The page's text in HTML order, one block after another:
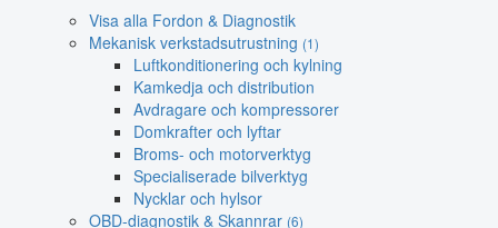
Visa alla Fordon & Diagnostik
Mekanisk verkstadsutrustning (1)
Luftkonditionering och kylning
Kamkedja och distribution
Avdragare och kompressorer
Domkrafter och lyftar
Broms- och motorverktyg
Specialiserade bilverktyg
Nycklar och hylsor
OBD-diagnostik & Skannrar (6)